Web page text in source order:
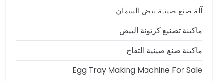
آلة صنع صينية بيض السمان
ماكينة تصنيع كرتونة البيض
ماكينة صنع صينية التفاح
Egg Tray Making Machine For Sale